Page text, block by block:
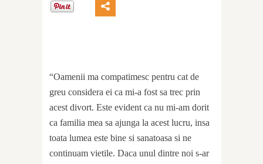
“Oamenii ma compatimesc pentru cat de
greu considera ei ca mi-a fost sa trec prin
acest divort. Este evident ca nu mi-am dorit
ca familia mea sa ajunga la acest lucru, insa
toata lumea este bine si sanatoasa si ne
continuam vietile. Daca unul dintre noi s-ar